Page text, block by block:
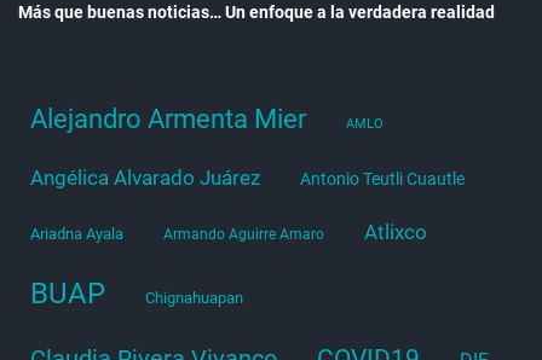
Más que buenas noticias… Un enfoque a la verdadera realidad
Alejandro Armenta Mier AMLO
Angélica Alvarado Juárez Antonio Teutli Cuautle
Ariadna Ayala Armando Aguirre Amaro Atlixco
BUAP Chignahuapan